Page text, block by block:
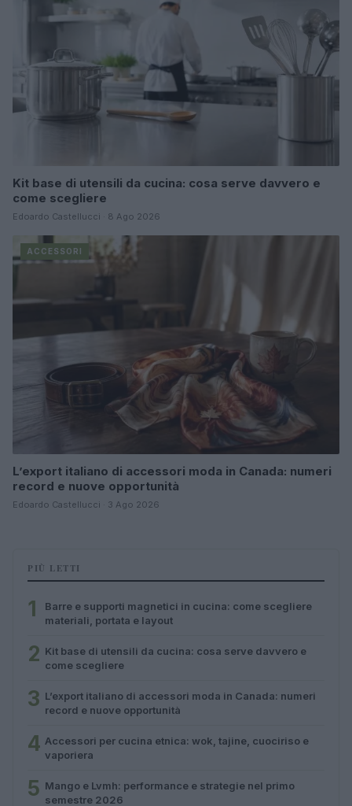
Kit base di utensili da cucina: cosa serve davvero e
come scegliere
Edoardo Castellucci · 8 Ago 2026
ACCESSORI
L’export italiano di accessori moda in Canada: numeri
record e nuove opportunità
Edoardo Castellucci · 3 Ago 2026
PIÙ LETTI
1
Barre e supporti magnetici in cucina: come scegliere
materiali, portata e layout
2 Kit base di utensili da cucina: cosa serve davvero e
come scegliere
3 L’export italiano di accessori moda in Canada: numeri
record e nuove opportunità
4 Accessori per cucina etnica: wok, tajine, cuociriso e
vaporiera
5 Mango e Lvmh: performance e strategie nel primo
semestre 2026